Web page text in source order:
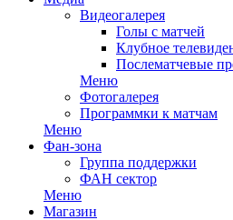
Видеогалерея
Голы с матчей
Клубное
Послематчевые
Меню
Фотогалерея
Программки к матчам
Меню
Фан-зона
Группа поддержки
ФАН сектор
Меню
Магазин